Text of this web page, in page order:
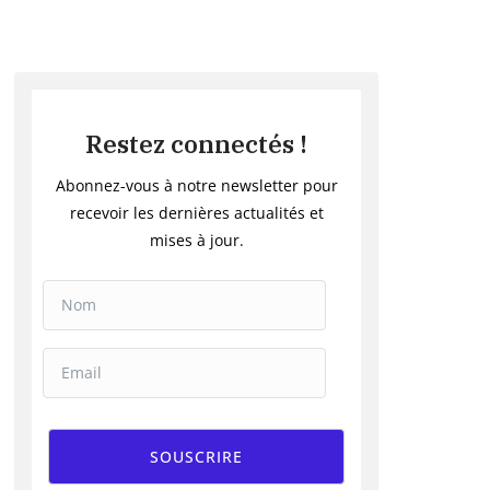
Restez connectés !
Abonnez-vous à notre newsletter pour
recevoir les dernières actualités et
mises à jour.
SOUSCRIRE